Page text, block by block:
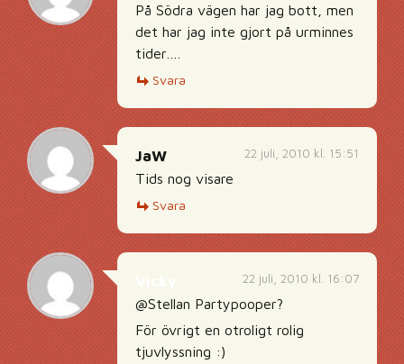
På Södra vägen har jag bott, men
det har jag inte gjort på urminnes
tider….
Svara
22 juli, 2010 kl. 15:51
JaW
Tids nog visare
Svara
22 juli, 2010 kl. 16:07
@Stellan Partypooper?
För övrigt en otroligt rolig
tjuvlyssning :)